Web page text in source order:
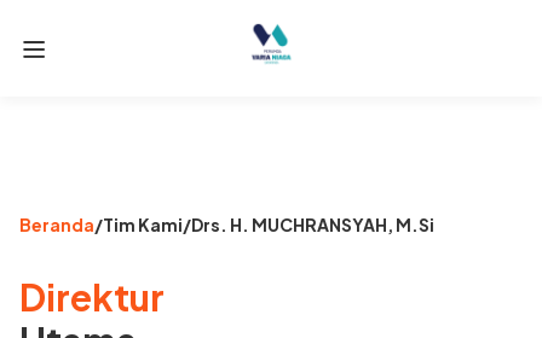
Beranda/Tim Kami/Drs. H. MUCHRANSYAH, M.Si
Direktur